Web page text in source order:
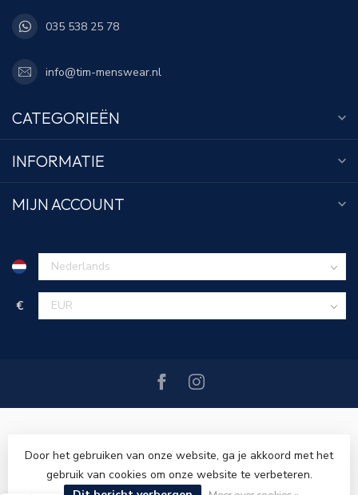
035 538 25 78
info@tim-menswear.nl
CATEGORIEËN
INFORMATIE
MIJN ACCOUNT
€
© Copyright 2026 Tim Menswear - Powered byLightspeed
Door het gebruiken van onze website, ga je akkoord met het
gebruik van cookies om onze website te verbeteren.